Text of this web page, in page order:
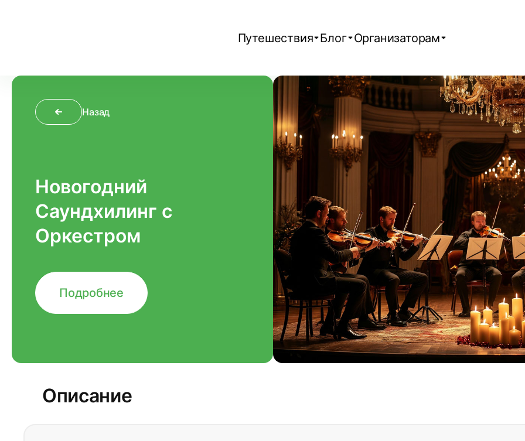
Путешествия Блог Организаторам
Назад
Новогодний
Саундхилинг с
Оркестром
Подробнее
Описание